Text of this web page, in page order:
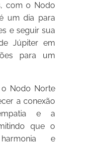
com o Nodo
um dia para
e seguir sua
Júpiter em
para um
Nodo Norte
a conexão
e a
que o
e